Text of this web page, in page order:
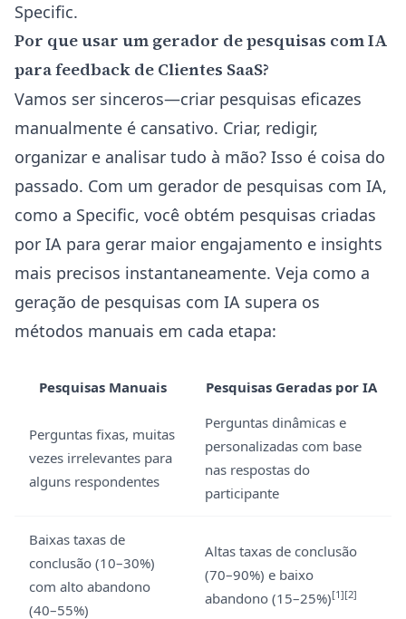
Specific.
Por que usar um gerador de pesquisas com IA
para feedback de Clientes SaaS?
Vamos ser sinceros—criar pesquisas eficazes
manualmente é cansativo. Criar, redigir,
organizar e analisar tudo à mão? Isso é coisa do
passado. Com um gerador de pesquisas com IA,
como a Specific, você obtém pesquisas criadas
por IA para gerar maior engajamento e insights
mais precisos instantaneamente. Veja como a
geração de pesquisas com IA supera os
métodos manuais em cada etapa:
Pesquisas Manuais Pesquisas Geradas por IA
Perguntas fixas, muitas
vezes irrelevantes para
alguns respondentes
Perguntas dinâmicas e
personalizadas com base
nas respostas do
participante
Baixas taxas de
conclusão (10–30%)
com alto abandono
(40–55%)
Altas taxas de conclusão
(70–90%) e baixo
abandono (15–25%)[1][2]